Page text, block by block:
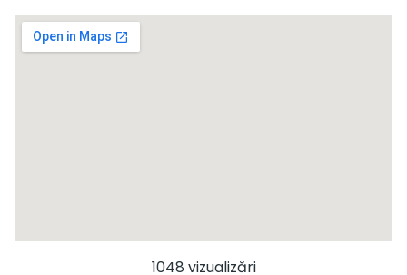
1048 vizualizări